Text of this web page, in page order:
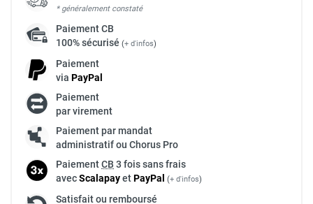
* généralement constaté
PaiementCB
100% sécurisé (+ d'infos)
Paiement
via PayPal
Paiement
par virement
Paiement par mandat
administratif ou Chorus Pro
PaiementCB 3 fois sans frais
avecScalapayetPayPal (+ d'infos)
Satisfait ou remboursé